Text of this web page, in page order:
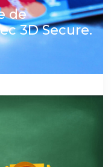
de
3D Secure.